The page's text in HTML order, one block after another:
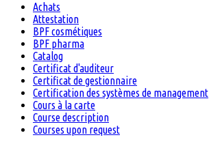
Achats
Attestation
BPF cosmétiques
BPF pharma
Catalog
Certificat d'auditeur
Certificat de gestionnaire
Certification des systèmes de management
Cours à la carte
Course description
Courses upon request